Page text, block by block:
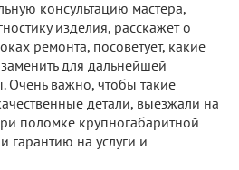
консультацию мастера,
изделия, расскажет о
ремонта, посоветует, какие
для дальнейшей
Очень важно, чтобы такие
детали, выезжали на
поломке крупногабаритной
гарантию на услуги и